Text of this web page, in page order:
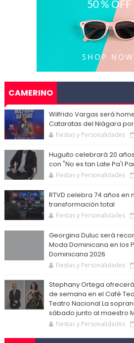
CAMERINO
Wilfrido Vargas será
Cataratas del Niágara
Fiestas y Personalidades
Huguito celebrará 20
con "No es tan Late Pa'l
Fiestas y Personalidades
RTVD celebra 74 años en
transformación total
Fiestas y Personalidades
Georgina Duluc será
Moda Dominicana en los
Dominicana 2026
Fiestas y Personalidades
Stephany Ortega
de semana en el Café
Teatro Nacional La
sábado junto al maestro
Fiestas y Personalidades